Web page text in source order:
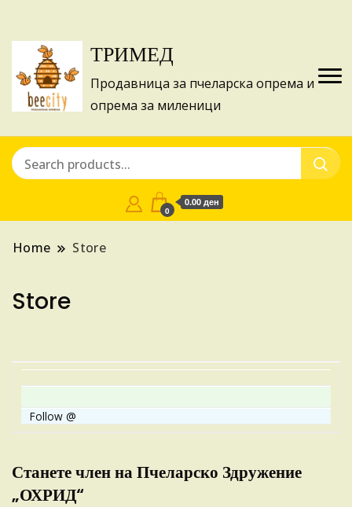
ТРИМЕД
Продавница за пчеларска опрема и
опрема за миленици
0
0.00 ден
Home Store
Store
Follow @
Станете член на Пчеларско Здружение
„ОХРИД“